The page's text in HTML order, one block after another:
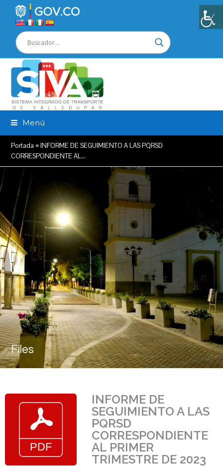
Menú
Portada »INFORME DE SEGUIMIENTO A LAS PQRSD
CORRESPONDIENTE AL…
Files
INFORME DE
SEGUIMIENTO A LAS
PQRSD
CORRESPONDIENTE
AL PRIMER
TRIMESTRE DE 2023